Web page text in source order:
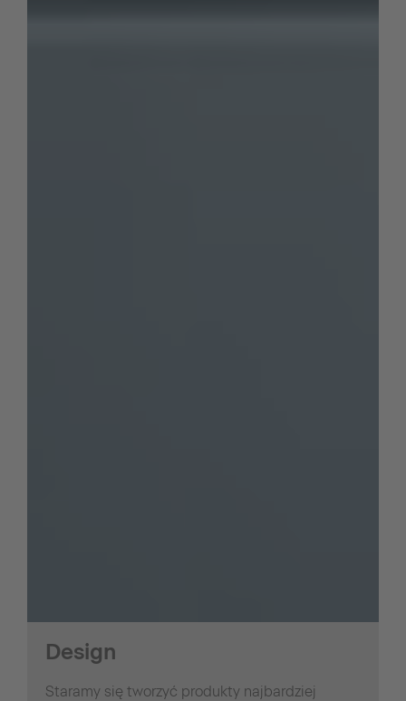
Design
Staramy się tworzyć produkty najbardziej